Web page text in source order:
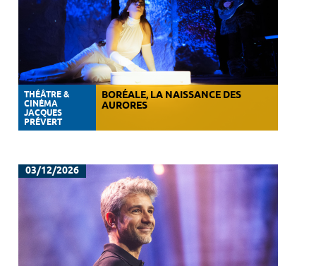
THÉÂTRE &
CINÉMA
JACQUES
PRÉVERT
BORÉALE, LA NAISSANCE DES
AURORES
03/12/2026